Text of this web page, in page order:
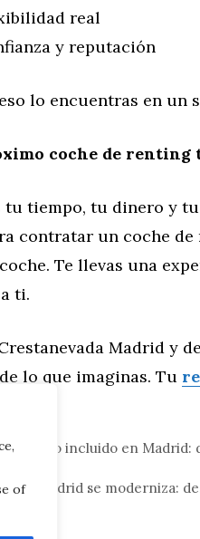
of
real
y reputación
lo encuentras en un
coche de renting
tu tiempo, tu dinero y
contratar un coche
Te llevas una
ti.
Madrid y
lo que imaginas. Tu
todo incluido en Madrid:
en Madrid se moderniza: